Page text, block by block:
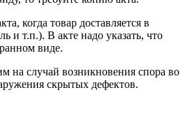
когда товар доставляется в
и т.п.). В акте надо указать, что
виде.
на случай возникновения спора во
скрытых дефектов.